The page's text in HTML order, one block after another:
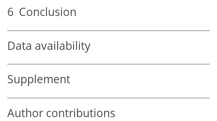
6 Conclusion
Data availability
Supplement
Author contributions